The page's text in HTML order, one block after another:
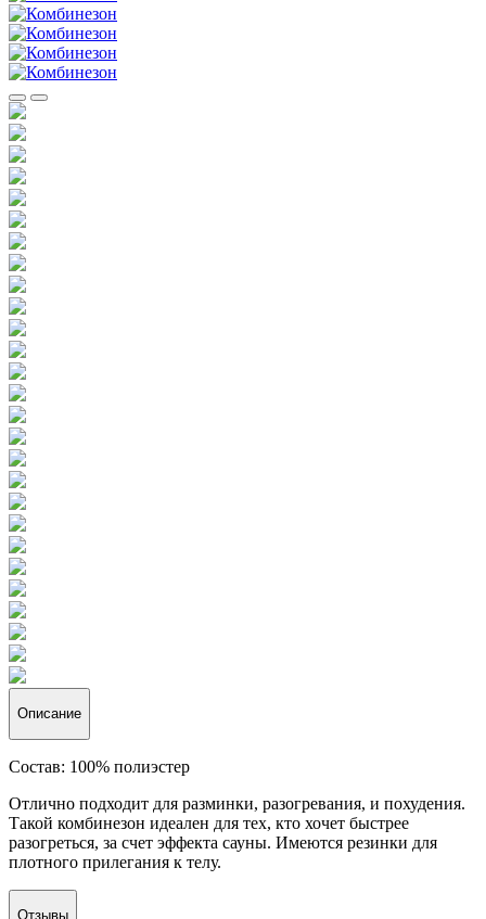
Описание
Состав: 100% полиэстер
Отлично подходит для разминки, разогревания, и похудения.
Такой комбинезон идеален для тех, кто хочет быстрее
разогреться, за счет эффекта сауны. Имеются резинки для
плотного прилегания к телу.
Отзывы